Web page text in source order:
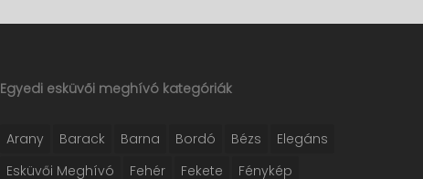
Egyedi esküvői meghívó kategóriák
Arany Barack Barna Bordó Bézs
Elegáns
Esküvői Meghívó
Fehér Fekete
Fénykép